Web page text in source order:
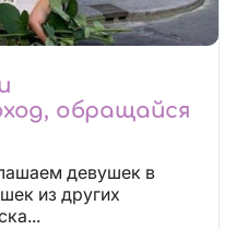
обращайся